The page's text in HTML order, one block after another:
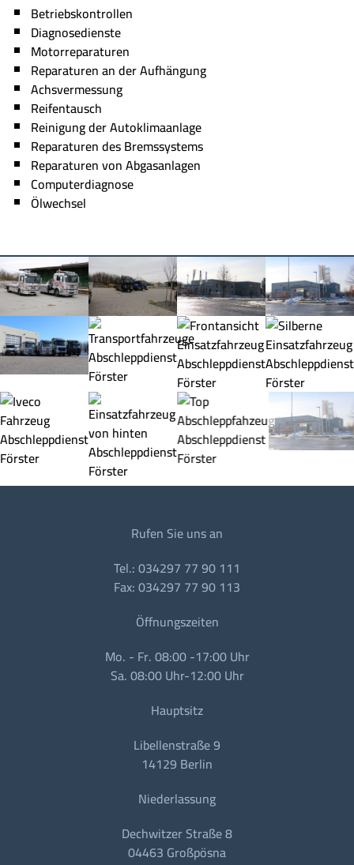
Betriebskontrollen
Diagnosedienste
Motorreparaturen
Reparaturen an der Aufhängung
Achsvermessung
Reifentausch
Reinigung der Autoklimaanlage
Reparaturen des Bremssystems
Reparaturen von Abgasanlagen
Computerdiagnose
Ölwechsel
Rufen Sie uns an
Tel.: 034297 77 90 111
Fax: 034297 77 90 113
Öffnungszeiten
Mo. - Fr. 08:00 -17:00 Uhr
Sa. 08:00 Uhr-12:00 Uhr
Hauptsitz
Libellenstraße 9
14129 Berlin
Niederlassung
Dechwitzer Straße 8
04463 Großpösna